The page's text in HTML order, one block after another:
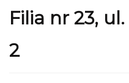
Filia nr 23,
2